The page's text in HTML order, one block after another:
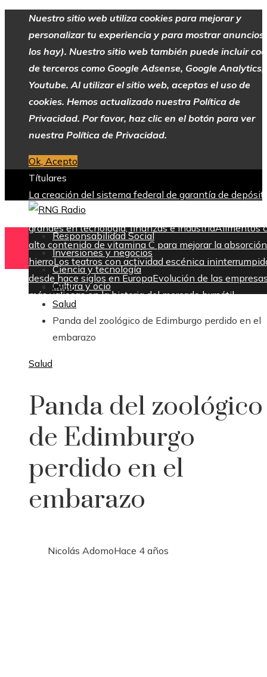
Nuestro sitio web utiliza cookies para mejorar y
personalizar tu experiencia y para mostrar anuncios
los hay). Nuestro sitio web también puede incluir
de terceros como Google Adsense, Google Analytics,
Youtube. Al utilizar el sitio web, aceptas el uso de
cookies. Hemos actualizado nuestra Política de
Privacidad. Por favor, haz clic en el botón para ver
nuestra Política de Privacidad.
Ok, Acepto
Títulares
La creación del sistema federal de garantía de
tras la Gran Depresión
grandes en tecnología, finanzas e industriaAlimentos
alto contenido de vitamina C para mejorar la
hierroLos teatros con actividad escénica
desde hace siglos en EuropaEvolución de las
más valiosas en la historia del mercado bursátil
jueves, agosto 6
Responsabilidad Social
Inversiones y negocios
Ciencia y tecnología
Cultura y ocio
Inicio
Salud
Panda del zoológico de Edimburgo perdido en el
embarazo
Salud
Panda del zoológico
de Edimburgo
perdido en el
embarazo
Nicolás AdomoHace 4 años